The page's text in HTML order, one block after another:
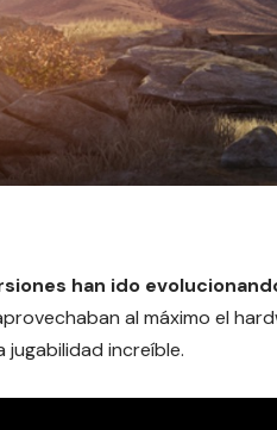
han ido
al máximo el
jugabilidad increíble.